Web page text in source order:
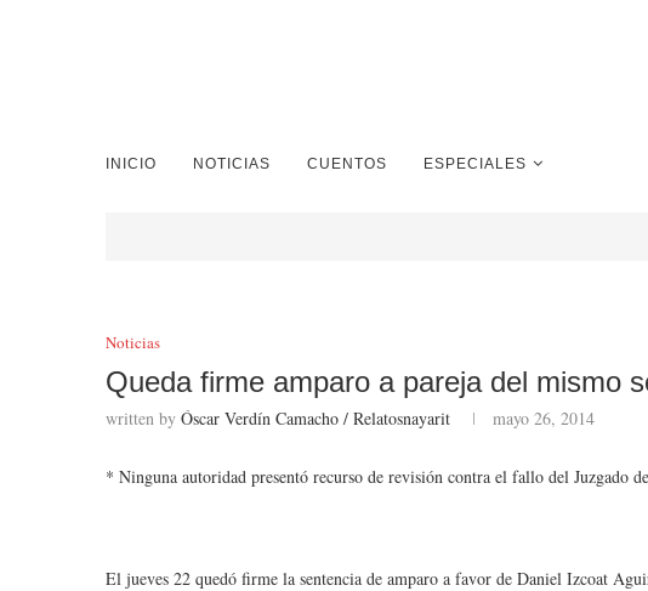
INICIO NOTICIAS CUENTOS ESPECIALES
Noticias
Queda firme amparo a pareja del mismo
written by Óscar Verdín Camacho / Relatosnayarit mayo 26, 2014
* Ninguna autoridad presentó recurso de revisión contra el fallo del Juzgado
El jueves 22 quedó firme la sentencia de amparo a favor de Daniel Izcoat